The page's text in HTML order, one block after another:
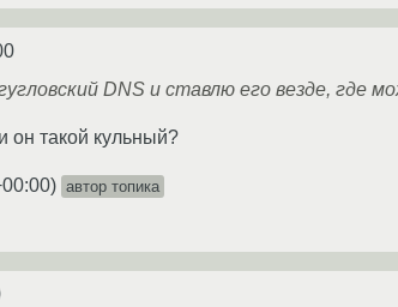
DNS и ставлю его везде, где
он такой кульный?
) автор топика